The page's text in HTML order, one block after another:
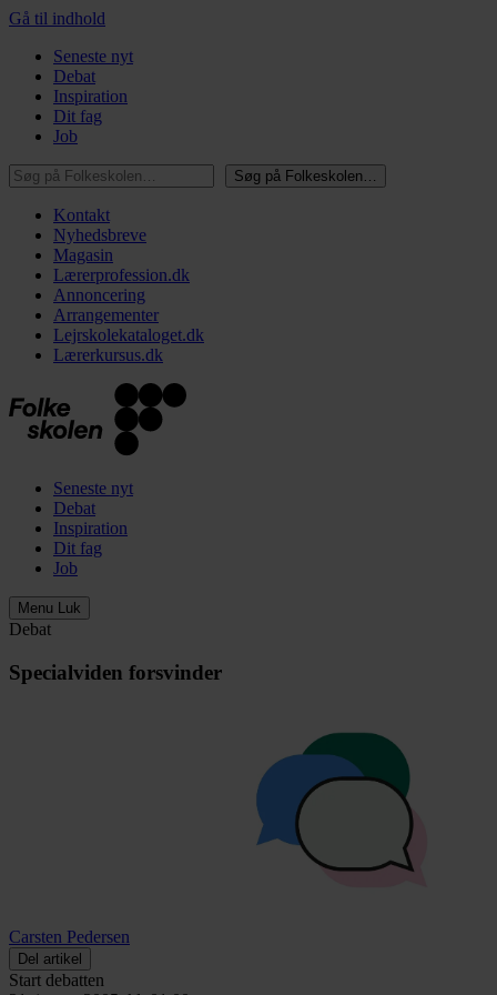
Gå til indhold
Seneste nyt
Debat
Inspiration
Dit fag
Job
Søg på Folkeskolen…
Søg på Folkeskolen…
Kontakt
Nyhedsbreve
Magasin
Lærerprofession.dk
Annoncering
Arrangementer
Lejrskolekataloget.dk
Lærerkursus.dk
Seneste nyt
Debat
Inspiration
Dit fag
Job
Menu Luk
Debat
Specialviden forsvinder
Carsten Pedersen
Del artikel
Start debatten